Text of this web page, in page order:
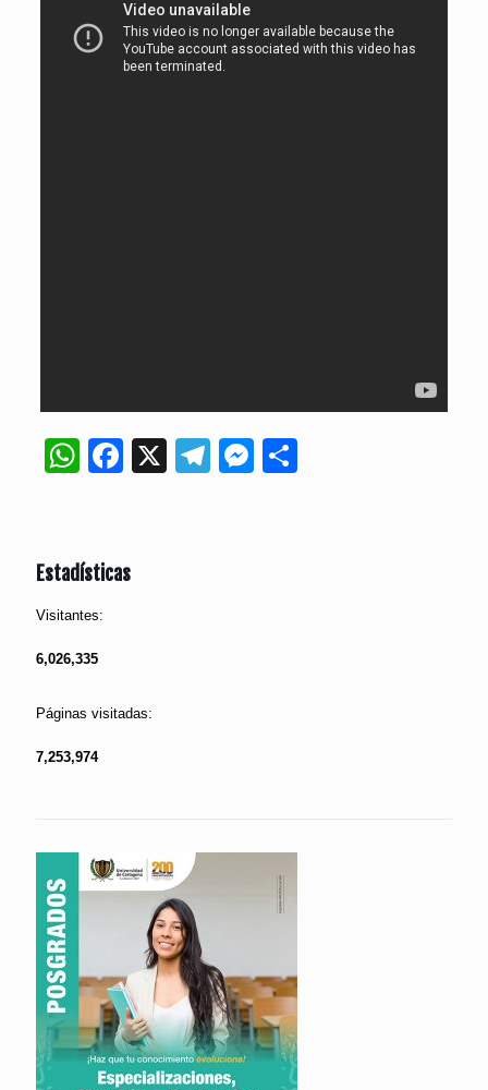
WhatsApp
Facebook
X Telegram
Messenger
Estadísticas
Visitantes:
6,026,335
Páginas visitadas:
7,253,974